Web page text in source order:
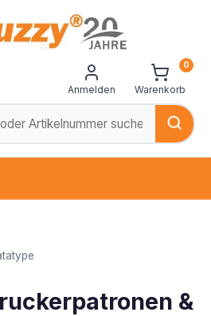
Anmelden Warenkorb
0
&